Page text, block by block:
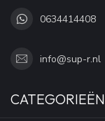
0634414408
info@sup-r.nl
CATEGORIEËN